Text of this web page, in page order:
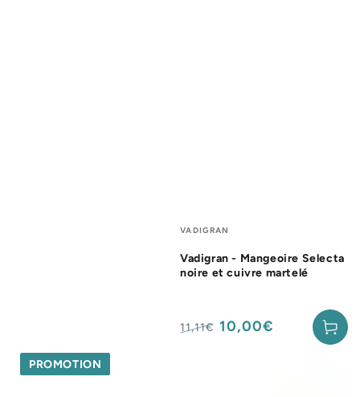
Fournisseur:
VADIGRAN
Vadigran - Mangeoire Selecta
noire et cuivre martelé
11,11€ 10,00€
PROMOTION